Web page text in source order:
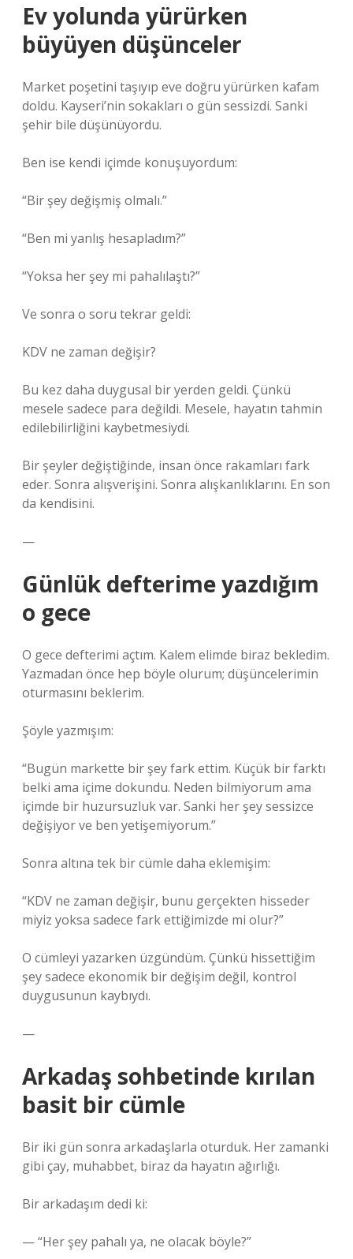
Ev yolunda yürürken
büyüyen düşünceler
Market poşetini taşıyıp eve doğru yürürken kafam
doldu. Kayseri’nin sokakları o gün sessizdi. Sanki
şehir bile düşünüyordu.
Ben ise kendi içimde konuşuyordum:
“Bir şey değişmiş olmalı.”
“Ben mi yanlış hesapladım?”
“Yoksa her şey mi pahalılaştı?”
Ve sonra o soru tekrar geldi:
KDV ne zaman değişir?
Bu kez daha duygusal bir yerden geldi. Çünkü
mesele sadece para değildi. Mesele, hayatın tahmin
edilebilirliğini kaybetmesiydi.
Bir şeyler değiştiğinde, insan önce rakamları fark
eder. Sonra alışverişini. Sonra alışkanlıklarını. En son
da kendisini.
—
Günlük defterime yazdığım
o gece
O gece defterimi açtım. Kalem elimde biraz bekledim.
Yazmadan önce hep böyle olurum; düşüncelerimin
oturmasını beklerim.
Şöyle yazmışım:
“Bugün markette bir şey fark ettim. Küçük bir farktı
belki ama içime dokundu. Neden bilmiyorum ama
içimde bir huzursuzluk var. Sanki her şey sessizce
değişiyor ve ben yetişemiyorum.”
Sonra altına tek bir cümle daha eklemişim:
“KDV ne zaman değişir, bunu gerçekten hisseder
miyiz yoksa sadece fark ettiğimizde mi olur?”
O cümleyi yazarken üzgündüm. Çünkü hissettiğim
şey sadece ekonomik bir değişim değil, kontrol
duygusunun kaybıydı.
—
Arkadaş sohbetinde kırılan
basit bir cümle
Bir iki gün sonra arkadaşlarla oturduk. Her zamanki
gibi çay, muhabbet, biraz da hayatın ağırlığı.
Bir arkadaşım dedi ki:
— “Her şey pahalı ya, ne olacak böyle?”